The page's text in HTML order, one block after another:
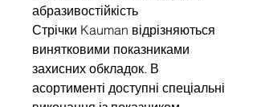
абразивостійкість
Стрічки Kauman відрізняються
винятковими показниками
захисних обкладок. В
асортименті доступні спеціальні